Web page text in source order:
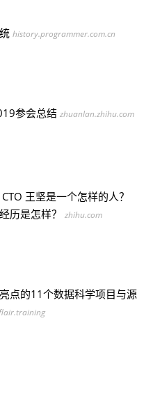
history.programmer.com.cn
参会总结 zhuanlan.zhihu.com
王坚是一个怎样的人？
历是怎样？
zhihu.com
点的11个数据科学项目与源